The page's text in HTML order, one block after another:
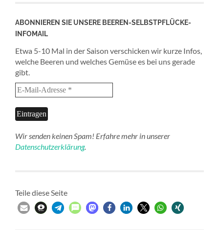
ABONNIEREN SIE UNSERE BEEREN-SELBSTPFLÜCKE-
INFOMAIL
Etwa 5-10 Mal in der Saison verschicken wir kurze Infos,
welche Beeren und welches Gemüse es bei uns gerade
gibt.
Wir senden keinen Spam! Erfahre mehr in unserer
Datenschutzerklärung.
Teile diese Seite